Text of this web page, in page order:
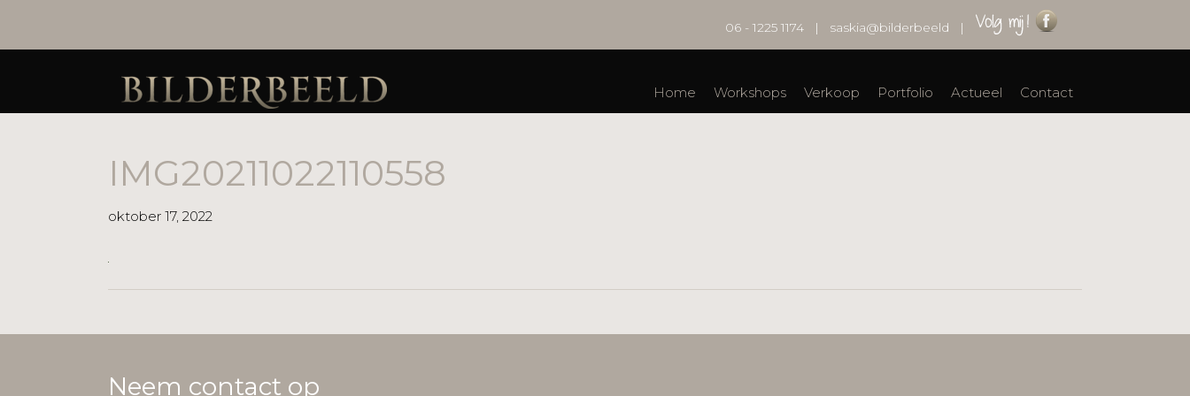
06 - 1225 1174 | saskia@bilderbeeld |
Home Workshops Verkoop Portfolio Actueel Contact
IMG20211022110558
oktober 17, 2022
Neem contact op